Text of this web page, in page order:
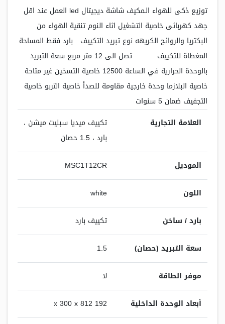
توزيع ذكى للهواء الـمكيف شاشة ديجيتال led العمل عند اقل
جهد كهربائى خاصية التشغيل اثاء النوم تنقية الهواء من
البكتريا والروائح الكريهه نوع تبريد التكييف بارد فقط المساحة
المغطاة للتكييف تصل الى 12 متر مربع سعة التبريد
بالوحدة الحرارية في الساعة 12500 خاصية التسخين غير متاحة
خاصية البلازما وحدة خارجية مقاومة للصدأ خاصية التربو خاصية
التجفيف ضمان 5 سنوات
العلامة التجارية
تكييف ميديا سبليت ميشن ،
بارد ، 1.5 حصان
الموديل MSC1T12CR
اللون white
بارد / ساخن تكييف بارد
سعة التبريد (حصان) 1.5
موفر الطاقة لا
أبعاد الوحدة الداخلية 192 x 300 x 812